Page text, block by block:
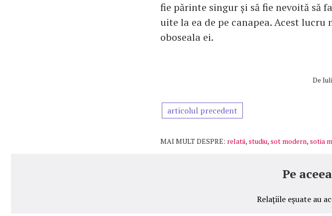
fie părinte singur și să fie nevoită să
uite la ea de pe canapea. Acest lucru
oboseala ei.
De
articolul precedent
MAI MULT DESPRE: relatii, studiu, sot modern, sotia
Pe
Relațiile eșuate au